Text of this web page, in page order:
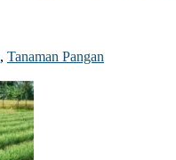
, Tanaman Pangan